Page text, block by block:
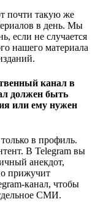
почти такую же
в день. Мы
если не случается
нашего материала
канал в
должен быть
или ему нужен
в профиль.
В Telegram вы
анекдот,
прижучит
канал, чтобы
СМИ.